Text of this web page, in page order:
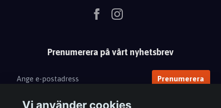
Prenumerera på vårt nyhetsbrev
Prenumerera
Vi använder cookies